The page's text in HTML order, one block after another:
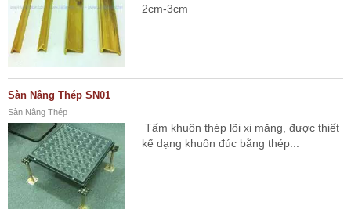
2cm-3cm
Sàn Nâng Thép SN01
Sàn Nâng Thép
Tấm khuôn thép lõi xi măng, được thiết
kế dạng khuôn đúc bằng thép...